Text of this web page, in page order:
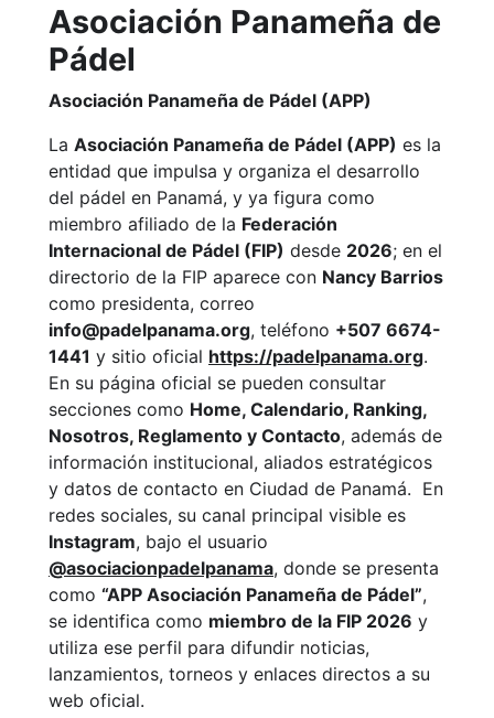
Asociación Panameña de
Pádel
Asociación Panameña de Pádel (APP)
La Asociación Panameña de Pádel (APP) es la
entidad que impulsa y organiza el desarrollo
del pádel en Panamá, y ya figura como
miembro afiliado de la Federación
Internacional de Pádel (FIP) desde 2026; en el
directorio de la FIP aparece con Nancy Barrios
como presidenta, correo
info@padelpanama.org, teléfono +507 6674-
1441 y sitio oficial https://padelpanama.org.
En su página oficial se pueden consultar
secciones como Home, Calendario, Ranking,
Nosotros, Reglamento y Contacto, además de
información institucional, aliados estratégicos
y datos de contacto en Ciudad de Panamá. En
redes sociales, su canal principal visible es
Instagram, bajo el usuario
@asociacionpadelpanama, donde se presenta
como “APP Asociación Panameña de Pádel”,
se identifica como miembro de la FIP 2026 y
utiliza ese perfil para difundir noticias,
lanzamientos, torneos y enlaces directos a su
web oficial.